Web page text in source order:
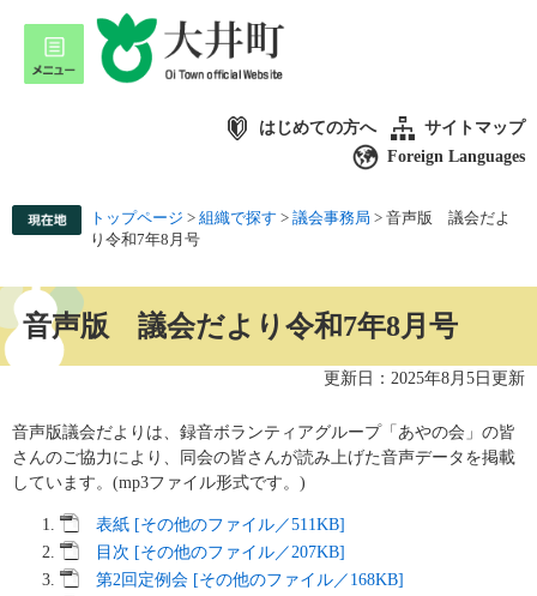
はじめての方へ
サイトマップ
Foreign Languages
トップページ > 組織で探す > 議会事務局 > 音声版 議会だよ
り令和7年8月号
音声版 議会だより令和7年8月号
更新日：2025年8月5日更新
音声版議会だよりは、録音ボランティアグループ「あやの会」の皆
さんのご協力により、同会の皆さんが読み上げた音声データを掲載
しています。(mp3ファイル形式です。)
表紙 [その他のファイル／511KB]
目次 [その他のファイル／207KB]
第2回定例会 [その他のファイル／168KB]